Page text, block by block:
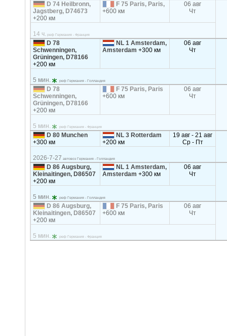
D 74 Heilbronn,
Jagstberg, D74673
+200 км
F 75 Paris, Paris,
+600 км
06 авг
Чт
14 ч. реф Германия - Франция
D 78
Schwenningen,
Grüningen, D78166
+200 км
NL 1 Amsterdam,
Amsterdam+300 км
06 авг
Чт
5 мин. реф Германия - Голландия
D 78
Schwenningen,
Grüningen, D78166
+200 км
F 75 Paris, Paris
+600 км
06 авг
Чт
5 мин. реф Германия - Франция
D 80 Munchen
+300 км
NL 3 Rotterdam
+200 км
19 авг - 21 авг
Ср - Пт
2026-7-27 автовоз Германия - Голландия
D 86 Augsburg,
Kleinaitingen, D86507
+200 км
NL 1 Amsterdam,
Amsterdam+300 км
06 авг
Чт
5 мин. реф Германия - Голландия
D 86 Augsburg,
Kleinaitingen, D86507
+200 км
F 75 Paris, Paris
+600 км
06 авг
Чт
5 мин. реф Германия - Франция